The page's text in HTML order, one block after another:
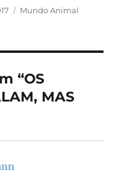
Categorias
Mundo Animal
“OS
MAS